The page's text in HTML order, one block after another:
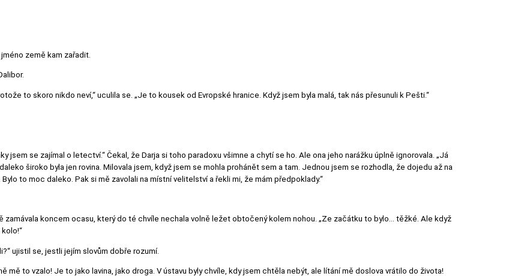
země kam zařadit.
to skoro nikdo neví,“ uculila se. „Je to kousek od Evropské hranice. Když jsem byla malá, tak nás přesunuli k Pešti.“
jsem se zajímal o letectví.“ Čekal, že Darja si toho paradoxu všimne a chytí se ho. Ale ona jeho narážku úplně ignorovala. „Já
široko byla jen rovina. Milovala jsem, když jsem se mohla prohánět sem a tam. Jednou jsem se rozhodla, že dojedu až na
to moc daleko. Pak si mě zavolali na místní velitelství a řekli mi, že mám předpoklady.“
zamávala koncem ocasu, který do té chvíle nechala volně ležet obtočený kolem nohou. „Ze začátku to bylo... těžké. Ale když
ujistil se, jestli jejím slovům dobře rozumí.
mě to vzalo! Je to jako lavina, jako droga. V ústavu byly chvíle, kdy jsem chtěla nebýt, ale lítání mě doslova vrátilo do života!